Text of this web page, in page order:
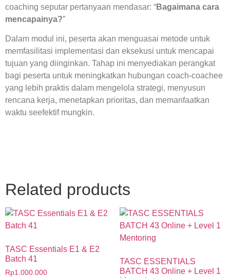
coaching seputar pertanyaan mendasar: “Bagaimana cara
mencapainya?”
Dalam modul ini, peserta akan menguasai metode untuk
memfasilitasi implementasi dan eksekusi untuk mencapai
tujuan yang diinginkan. Tahap ini menyediakan perangkat
bagi peserta untuk meningkatkan hubungan coach-coachee
yang lebih praktis dalam mengelola strategi, menyusun
rencana kerja, menetapkan prioritas, dan memanfaatkan
waktu seefektif mungkin.
Related products
TASC Essentials E1 & E2
Batch 41
Rp1.000.000
TASC ESSENTIALS
BATCH 43 Online + Level 1